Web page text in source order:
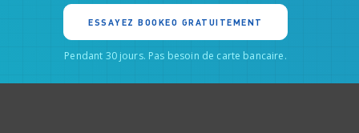
ESSAYEZ BOOKEO GRATUITEMENT
Pendant 30 jours. Pas besoin de carte bancaire.